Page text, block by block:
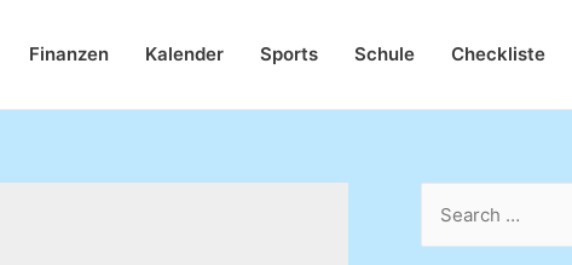
Finanzen Kalender Sports Schule Checkliste